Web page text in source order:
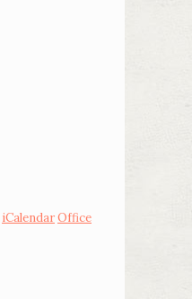
iCalendarOffice